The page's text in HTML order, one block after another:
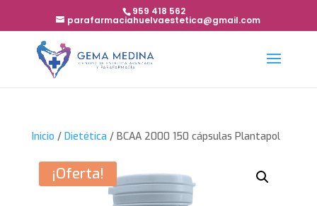
959 418 562
parafarmaciahuelvaestetica@gmail.com
Inicio / Dietética / BCAA 2000 150 cápsulas Plantapol
¡Oferta!